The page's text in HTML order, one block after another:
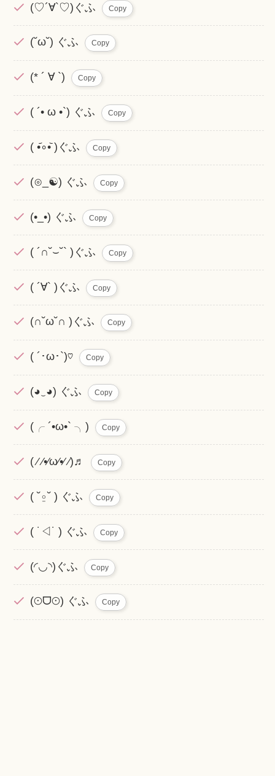
(♡´∀`♡)ぐふ Copy
(˘ω˘) ぐふ Copy
(* ´ ∀ `) Copy
( ´• ω •`) ぐふ Copy
( •᷄∘•᷅ )ぐふ Copy
(⊙_☯) ぐふ Copy
(•_•) ぐふ Copy
( ´∩˘⌣˘` )ぐふ Copy
( ´∀` )ぐふ Copy
(∩˘ω˘∩ )ぐふ Copy
( ´･ω･`)♡ Copy
(◕‿◕) ぐふ Copy
(╭ ´•ω•` ╮) Copy
( ⁄ ⁄•⁄ω⁄•⁄ ⁄)♬ Copy
( ˘⍛˘ ) ぐふ Copy
( ˙◁˙ ) ぐふ Copy
(◜◡◝)ぐふ Copy
(⊙ᗜ⊙) ぐふ Copy